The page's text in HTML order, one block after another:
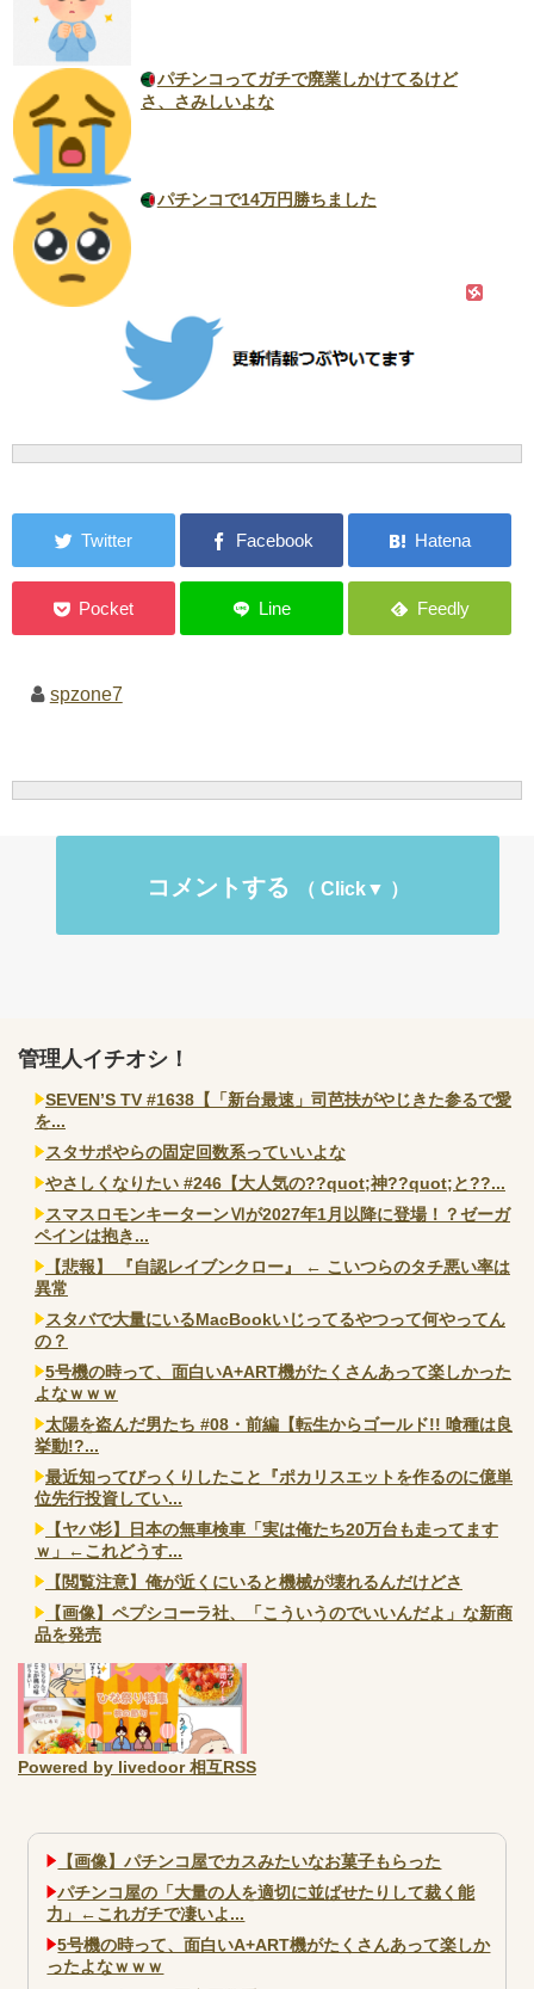
パチンコってガチで廃業しかけてるけど
さ、さみしいよな
パチンコで14万円勝ちました
spzone7
コメントする
管理人イチオシ！
SEVEN’S TV #1638【「新台最速」司芭扶がやじきた参るで愛
を...
スタサポやらの固定回数系っていいよな
やさしくなりたい #246【大人気の??quot;神??quot;と??...
スマスロモンキーターンⅥが2027年1月以降に登場！？ゼーガ
ペインは抱き...
【悲報】 『自認レイブンクロー』 ← こいつらのタチ悪い率は
異常
スタバで大量にいるMacBookいじってるやつって何やってん
の？
5号機の時って、面白いA+ART機がたくさんあって楽しかった
よなｗｗｗ
太陽を盗んだ男たち #08・前編【転生からゴールド!! 喰種は良
挙動!?...
最近知ってびっくりしたこと『ポカリスエットを作るのに億単
位先行投資してい...
【ヤバ杉】日本の無車検車「実は俺たち20万台も走ってます
ｗ」←これどうす...
【閲覧注意】俺が近くにいると機械が壊れるんだけどさ
【画像】ペプシコーラ社、「こういうのでいいんだよ」な新商
品を発売
Powered by livedoor 相互RSS
【画像】パチンコ屋でカスみたいなお菓子もらった
パチンコ屋の「大量の人を適切に並ばせたりして裁く能
力」←これガチで凄いよ...
5号機の時って、面白いA+ART機がたくさんあって楽しか
ったよなｗｗｗ